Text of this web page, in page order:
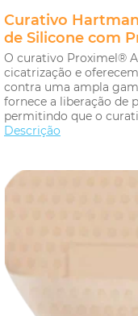
Curativo
de Silicone com
O curativo Proximel®
cicatrização e
contra uma ampla
fornece a liberação de
permitindo que o
Descrição